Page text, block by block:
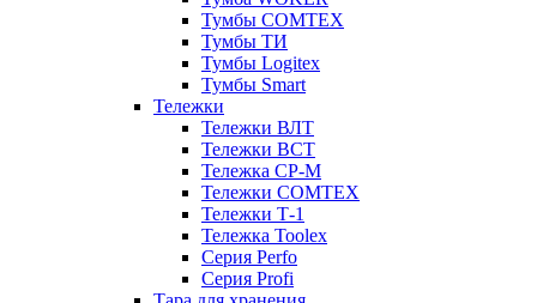
Тумбы COMTEX
Тумбы ТИ
Тумбы Logitex
Тумбы Smart
Тележки
Тележки ВЛТ
Тележки ВСТ
Тележка СР-М
Тележки COMTEX
Тележки Т-1
Тележка Toolex
Серия Perfo
Серия Profi